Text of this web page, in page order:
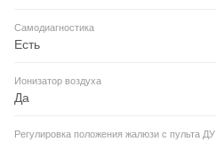
Самодиагностика
Есть
Ионизатор воздуха
Да
Регулировка положения жалюзи с пульта ДУ